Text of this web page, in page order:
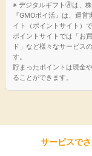
デジタルギフト🄬は、株
『GMOポイ活』は、運
イト（ポイントサイト）で
ポイントサイトでは「お
ド」など様々なサービス
す。
貯まったポイントは現金
ることができます。
サービスで